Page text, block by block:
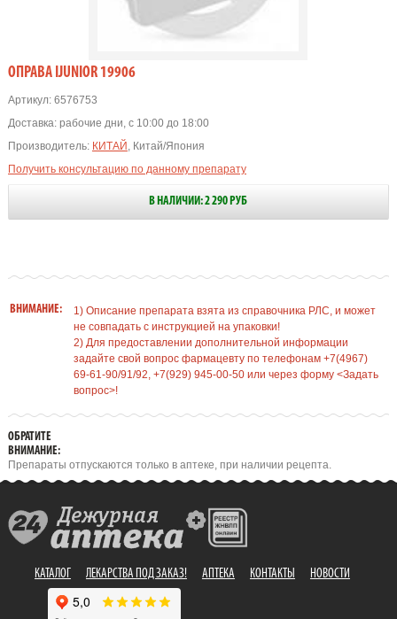
OПРАВА IJUNIOR 19906
Артикул:6576753
Доставка: рабочие дни, с 10:00 до 18:00
Производитель: КИТАЙ , Китай/Япония
Получить консультацию по данному препарату
В НАЛИЧИИ: 2 290 РУБ
ВНИМАНИЕ:
1) Описание препарата взята из справочника РЛС, и может
не совпадать с инструкцией на упаковки!
2) Для предоставлении дополнительной информации
задайте свой вопрос фармацевту по телефонам +7(4967)
69-61-90/91/92, +7(929) 945-00-50 или через форму <Задать
вопрос>!
ОБРАТИТЕ
ВНИМАНИЕ:
Препараты отпускаются только в аптеке, при наличии рецепта.
КАТАЛОГ ЛЕКАРСТВА ПОД ЗАКАЗ! АПТЕКА КОНТАКТЫ НОВОСТИ